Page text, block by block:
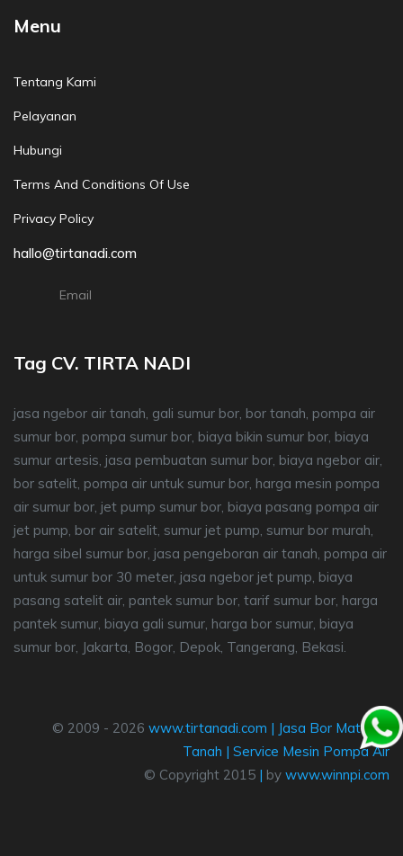
Menu
Tentang Kami
Pelayanan
Hubungi
Terms And Conditions Of Use
Privacy Policy
hallo@tirtanadi.com
Email
Tag CV. TIRTA NADI
jasa ngebor air tanah, gali sumur bor, bor tanah, pompa air
sumur bor, pompa sumur bor, biaya bikin sumur bor, biaya
sumur artesis, jasa pembuatan sumur bor, biaya ngebor air,
bor satelit, pompa air untuk sumur bor, harga mesin pompa
air sumur bor, jet pump sumur bor, biaya pasang pompa air
jet pump, bor air satelit, sumur jet pump, sumur bor murah,
harga sibel sumur bor, jasa pengeboran air tanah, pompa air
untuk sumur bor 30 meter, jasa ngebor jet pump, biaya
pasang satelit air, pantek sumur bor, tarif sumur bor, harga
pantek sumur, biaya gali sumur, harga bor sumur, biaya
sumur bor, Jakarta, Bogor, Depok, Tangerang, Bekasi.
© 2009 - 2026 www.tirtanadi.com | Jasa Bor Mata Air
Tanah | Service Mesin Pompa Air
© Copyright 2015 | by www.winnpi.com